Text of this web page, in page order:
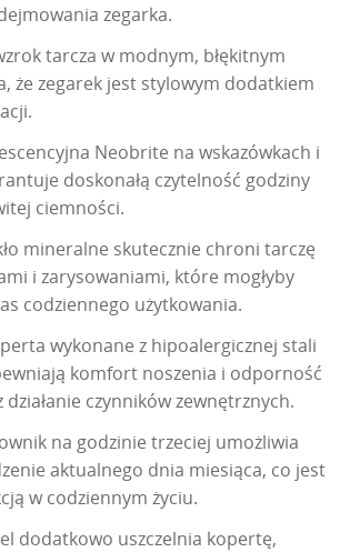
zegarka.
tarcza w modnym, błękitnym
że zegarek jest stylowym dodatkiem
Neobrite na wskazówkach i
doskonałą czytelność godziny
ciemności.
mineralne skutecznie chroni tarczę
i zarysowaniami, które mogłyby
codziennego użytkowania.
wykonane z hipoalergicznej stali
komfort noszenia i odporność
czynników zewnętrznych.
na godzinie trzeciej umożliwia
aktualnego dnia miesiąca, co jest
w codziennym życiu.
dodatkowo uszczelnia kopertę,